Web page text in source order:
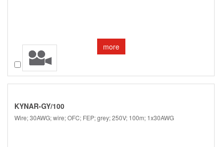
more
Compare
KYNAR-GY/100
Wire; 30AWG; wire; OFC; FEP; grey; 250V; 100m; 1x30AWG